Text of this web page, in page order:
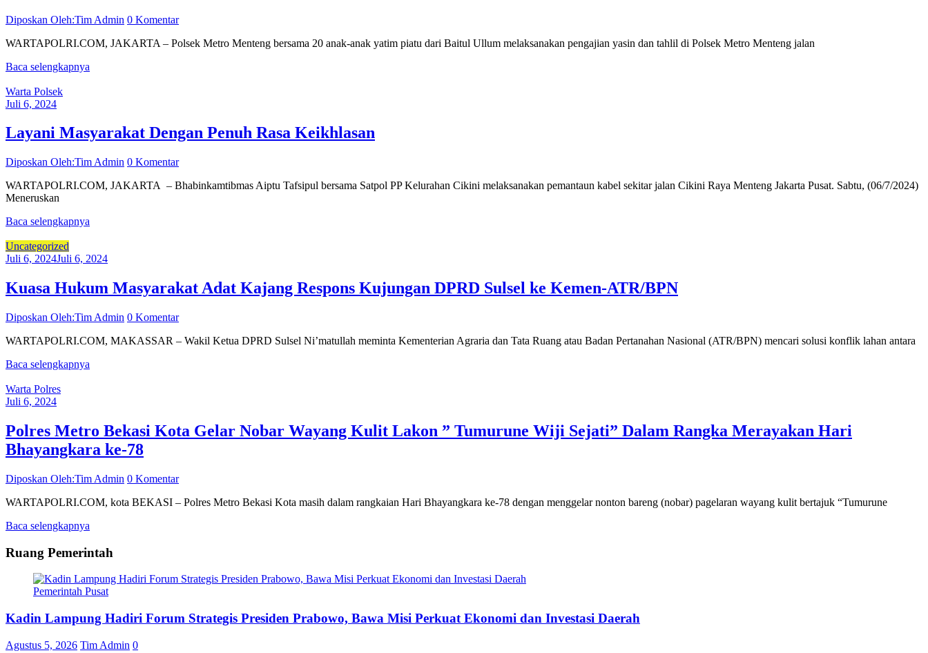
Diposkan Oleh:Tim Admin 0 Komentar
WARTAPOLRI.COM, JAKARTA – Polsek Metro Menteng bersama 20 anak-anak yatim piatu dari Baitul Ullum melaksanakan pengajian yasin dan tahlil di Polsek Metro Menteng jalan
Baca selengkapnya
Warta Polsek
Juli 6, 2024
Layani Masyarakat Dengan Penuh Rasa Keikhlasan
Diposkan Oleh:Tim Admin 0 Komentar
WARTAPOLRI.COM, JAKARTA – Bhabinkamtibmas Aiptu Tafsipul bersama Satpol PP Kelurahan Cikini melaksanakan pemantaun kabel sekitar jalan Cikini Raya Menteng Jakarta Pusat. Sabtu, (06/7/2024)
Meneruskan
Baca selengkapnya
Uncategorized
Juli 6, 2024Juli 6, 2024
Kuasa Hukum Masyarakat Adat Kajang Respons Kujungan DPRD Sulsel ke Kemen-ATR/BPN
Diposkan Oleh:Tim Admin 0 Komentar
WARTAPOLRI.COM, MAKASSAR – Wakil Ketua DPRD Sulsel Ni’matullah meminta Kementerian Agraria dan Tata Ruang atau Badan Pertanahan Nasional (ATR/BPN) mencari solusi konflik lahan antara
Baca selengkapnya
Warta Polres
Juli 6, 2024
Polres Metro Bekasi Kota Gelar Nobar Wayang Kulit Lakon ” Tumurune Wiji Sejati” Dalam Rangka Merayakan Hari
Bhayangkara ke-78
Diposkan Oleh:Tim Admin 0 Komentar
WARTAPOLRI.COM, kota BEKASI – Polres Metro Bekasi Kota masih dalam rangkaian Hari Bhayangkara ke-78 dengan menggelar nonton bareng (nobar) pagelaran wayang kulit bertajuk “Tumurune
Baca selengkapnya
Ruang Pemerintah
Pemerintah Pusat
Kadin Lampung Hadiri Forum Strategis Presiden Prabowo, Bawa Misi Perkuat Ekonomi dan Investasi Daerah
Agustus 5, 2026 Tim Admin 0